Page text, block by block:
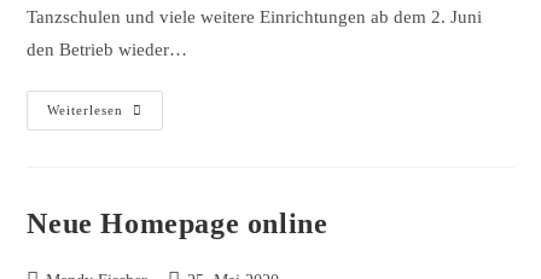
Tanzschulen und viele weitere Einrichtungen ab dem 2. Juni
den Betrieb wieder…
Weiterlesen
Neuerungen
Ab
Neue Homepage online